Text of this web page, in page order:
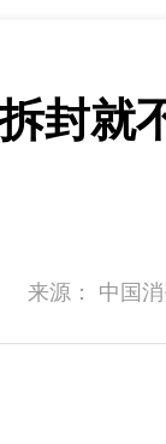
封就
来源： 中国